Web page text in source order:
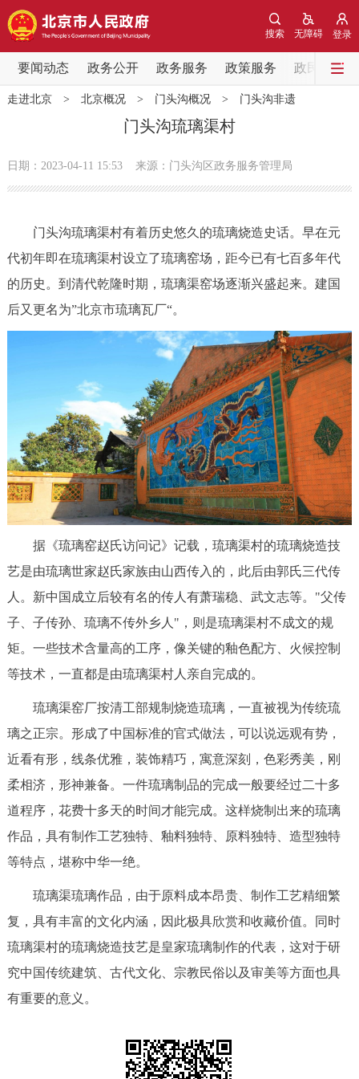
登录
无障碍
搜索
要闻动态 政务公开 政务服务 政策服务 政民互动
要闻动态
党中央精神 国务院信息 中央部委动态
政务公开
市领导 机构职能 政策服务
政策兑现 政策解读 回应关切
决策公开 专题公开
政务服务
个人服务 法人服务 部门服务
便民服务 利企服务 投资项目
政民互动
走进北京
北京概况 十六区概览 人文北京
绿色北京 图说北京 视频北京
多语种
ENGLISH 한국어 日本語
DEUTSCH FRANÇAIS РУССКИЙ ЯЗЫК
ESPAÑOL
走进北京> 北京概况> 门头沟概况> 门头沟非遗
门头沟琉璃渠村
日期：2023-04-11 15:53 来源：门头沟区政务服务管理局
门头沟琉璃渠村有着历史悠久的琉璃烧造史话。早在元
代初年即在琉璃渠村设立了琉璃窑场，距今已有七百多年代
的历史。到清代乾隆时期，琉璃渠窑场逐渐兴盛起来。建国
后又更名为”北京市琉璃瓦厂“。
据《琉璃窑赵氏访问记》记载，琉璃渠村的琉璃烧造技
艺是由琉璃世家赵氏家族由山西传入的，此后由郭氏三代传
人。新中国成立后较有名的传人有萧瑞稳、武文志等。"父传
子、子传孙、琉璃不传外乡人"，则是琉璃渠村不成文的规
矩。一些技术含量高的工序，像关键的釉色配方、火候控制
等技术，一直都是由琉璃渠村人亲自完成的。
琉璃渠窑厂按清工部规制烧造琉璃，一直被视为传统琉
璃之正宗。形成了中国标准的官式做法，可以说远观有势，
近看有形，线条优雅，装饰精巧，寓意深刻，色彩秀美，刚
柔相济，形神兼备。一件琉璃制品的完成一般要经过二十多
道程序，花费十多天的时间才能完成。这样烧制出来的琉璃
作品，具有制作工艺独特、釉料独特、原料独特、造型独特
等特点，堪称中华一绝。
琉璃渠琉璃作品，由于原料成本昂贵、制作工艺精细繁
复，具有丰富的文化内涵，因此极具欣赏和收藏价值。同时
琉璃渠村的琉璃烧造技艺是皇家琉璃制作的代表，这对于研
究中国传统建筑、古代文化、宗教民俗以及审美等方面也具
有重要的意义。